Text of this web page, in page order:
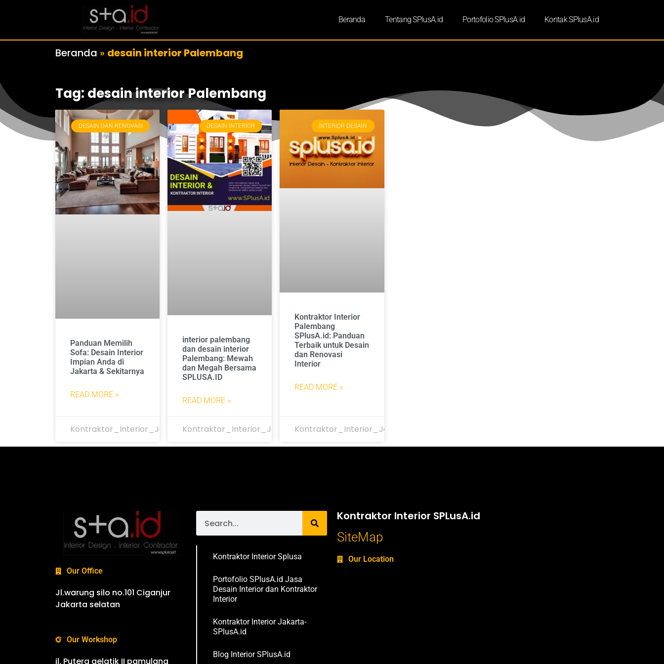
Beranda Tentang SPlusA.id Portofolio SPlusA.id Kontak SPlusA.id
Beranda » desain interior Palembang
Tag: desain interior Palembang
DESAIN DAN RENOVASI
Panduan Memilih
Sofa: Desain Interior
Impian Anda di
Jakarta & Sekitarnya
READ MORE »
Kontraktor_Interior_Jakarta
DESAIN INTERIOR
interior palembang
dan desain interior
Palembang: Mewah
dan Megah Bersama
SPLUSA.ID
READ MORE »
Kontraktor_Interior_Jakarta
INTERIOR DESAIN
Kontraktor Interior
Palembang
SPlusA.id: Panduan
Terbaik untuk Desain
dan Renovasi
Interior
READ MORE »
Kontraktor_Interior_Jakarta
Our Office
Jl.warung silo no.101 Ciganjur
Jakarta selatan
Our Workshop
jl. Putera gelatik II pamulang
Kontraktor Interior Splusa
Portofolio SPlusA.id Jasa
Desain Interior dan Kontraktor
Interior
Kontraktor Interior Jakarta-
SPlusA.id
Blog Interior SPlusA.id
Kontraktor Interior SPLusA.id
SiteMap
Our Location